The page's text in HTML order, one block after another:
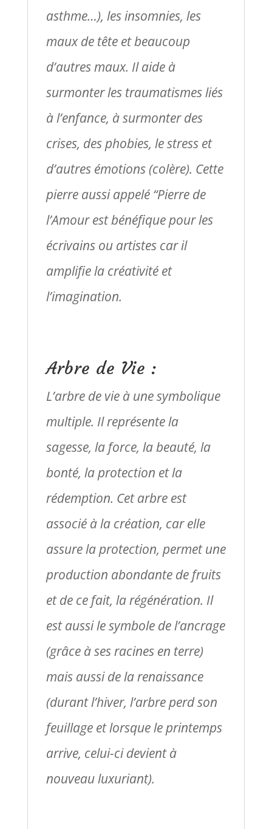
asthme…), les insomnies, les
maux de tête et beaucoup
d’autres maux. Il aide à
surmonter les traumatismes liés
à l’enfance, à surmonter des
crises, des phobies, le stress et
d’autres émotions (colère). Cette
pierre aussi appelé “Pierre de
l’Amour est bénéfique pour les
écrivains ou artistes car il
amplifie la créativité et
l’imagination.
Arbre de Vie :
L’arbre de vie à une symbolique
multiple. Il représente la
sagesse, la force, la beauté, la
bonté, la protection et la
rédemption. Cet arbre est
associé à la création, car elle
assure la protection, permet une
production abondante de fruits
et de ce fait, la régénération. Il
est aussi le symbole de l’ancrage
(grâce à ses racines en terre)
mais aussi de la renaissance
(durant l’hiver, l’arbre perd son
feuillage et lorsque le printemps
arrive, celui-ci devient à
nouveau luxuriant).